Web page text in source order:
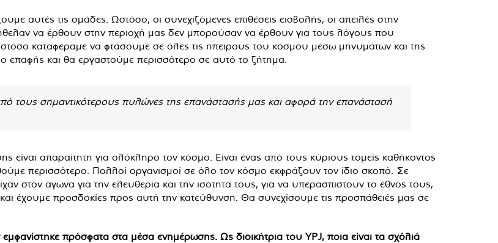
αυτές τις ομάδες. Ωστόσο, οι συνεχιζόμενες επιθέσεις εισβολής, οι απειλές στην
να έρθουν στην περιοχή μας δεν μπορούσαν να έρθουν για τους λόγους που
καταφέραμε να φτάσουμε σε όλες τις ηπείρους του κόσμου μέσω μηνυμάτων και της
επαφής και θα εργαστούμε περισσότερο σε αυτό το ζήτημα.
τους σημαντικότερους πυλώνες της επανάστασής μας και αφορά την επανάστασή
είναι απαραίτητη για ολόκληρο τον κόσμο. Είναι ένας από τους κύριους τομείς καθήκοντος
περισσότερο. Πολλοί οργανισμοί σε όλο τον κόσμο εκφράζουν τον ίδιο σκοπό. Σε
στον αγώνα για την ελευθερία και την ισότητά τους, για να υπερασπιστούν το έθνος τους,
έχουμε προσδοκίες προς αυτή την κατεύθυνση. Θα συνεχίσουμε τις προσπάθειές μας σε
πρόσφατα στα μέσα ενημέρωσης. Ως διοικήτρια του YPJ, ποια είναι τα σχόλιά